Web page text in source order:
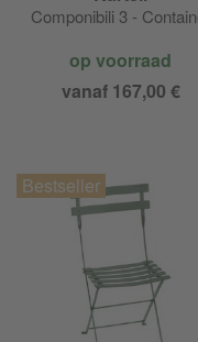
Componibili 3 -
op voorraad
vanaf 167,00 €